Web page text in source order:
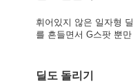
휘어있지 않은 일자형
를 흔들면서 G스팟 뿐
딜도 돌리기